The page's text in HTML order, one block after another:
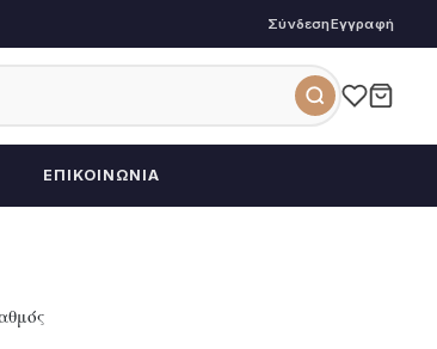
ΣύνδεσηΕγγραφή
ΕΠΙΚΟΙΝΩΝΊΑ